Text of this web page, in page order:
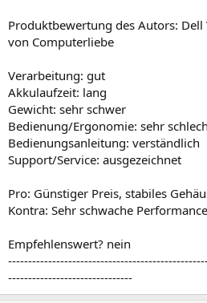
Produktbewertung des Autors:
von Computerliebe
Verarbeitung: gut
Akkulaufzeit: lang
Gewicht: sehr schwer
Bedienung/Ergonomie: sehr
Bedienungsanleitung: verständlich
Support/Service: ausgezeichnet
Pro: Günstiger Preis, stabiles
Kontra: Sehr schwache Performance
Empfehlenswert? nein
-------------------------------